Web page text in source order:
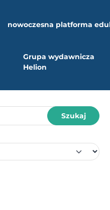
nowoczesna platforma
Grupa wydawnicza
Helion
Szukaj